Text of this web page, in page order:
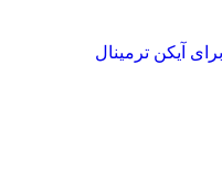
ترمینال